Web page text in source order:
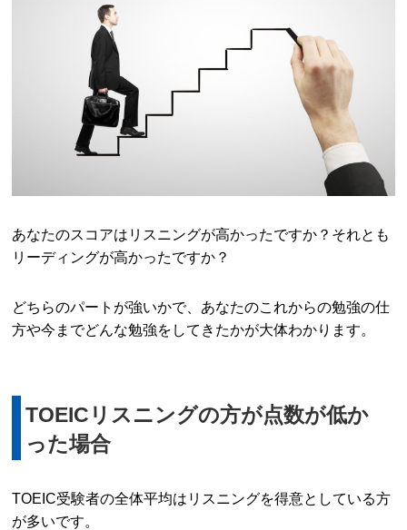
あなたのスコアはリスニングが高かったですか？それとも
リーディングが高かったですか？
どちらのパートが強いかで、あなたのこれからの勉強の仕
方や今までどんな勉強をしてきたかが大体わかります。
TOEICリスニングの方が点数が低か
った場合
TOEIC受験者の全体平均はリスニングを得意としている方
が多いです。